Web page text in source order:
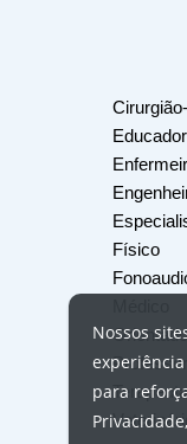
Educador
Físico
Professor
Nossos
para